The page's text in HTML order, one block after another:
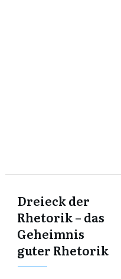
Dreieck der
Rhetorik – das
Geheimnis
guter Rhetorik